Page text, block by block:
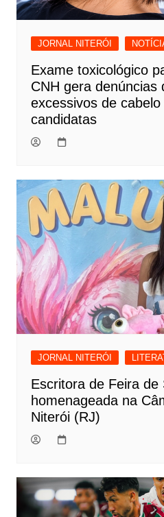
JORNAL NITERÓI
Exame toxicológico
CNH gera denúncias
excessivos de
candidatas
JORNAL NITERÓI
Escritora de Feira de
homenageada na
Niterói (RJ)